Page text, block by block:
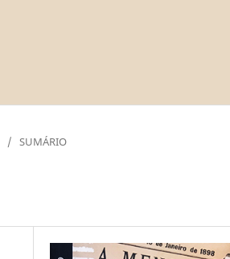
/ SUMÁRIO